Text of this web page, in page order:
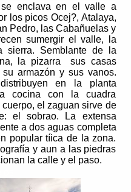
e enclava en el valle a
los picos Ocej?, Atalaya,
Pedro, las Cabañuelas y
sumergir el valle, la
Semblante de la
la pizarra sus casas
armazón y sus vanos.
en la planta
cocina con la cuadra
el zaguan sirve de
el sobrao. La extensa
a dos aguas completa
popular tíica de la zona.
y aun a las piedras
la calle y el paso.